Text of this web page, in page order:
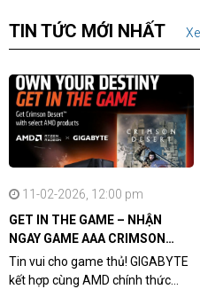
TIN TỨC MỚI NHẤT
11-02-2026, 12:00 pm
GET IN THE GAME – NHẬN
NGAY GAME AAA CRIMSON
DESERT CÙNG GIGABYTE &
AMD
Tin vui cho game thủ! GIGABYTE
kết hợp cùng AMD chính thức